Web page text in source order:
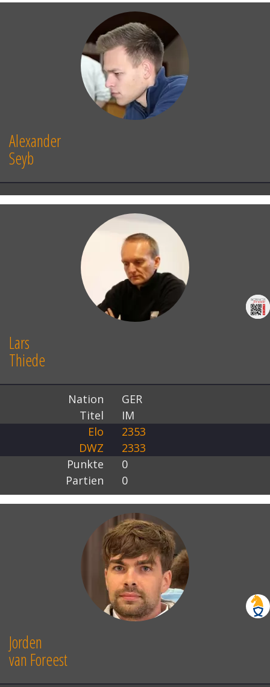
Alexander
Seyb
Lars
Thiede
Nation
GER
Titel
IM
Elo
2353
DWZ
2333
Punkte
0
Partien
0
Jorden
van Foreest